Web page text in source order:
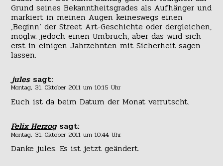
Grund seines Bekanntheitsgrades als Aufhänger und
markiert in meinen Augen keineswegs einen
‚Beginn‘ der Street Art-Geschichte oder dergleichen,
möglw. jedoch einen Umbruch, aber das wird sich
erst in einigen Jahrzehnten mit Sicherheit sagen
lassen.
jules sagt:
Montag, 31. Oktober 2011 um 10:15 Uhr
Euch ist da beim Datum der Monat verrutscht.
Felix Herzog sagt:
Montag, 31. Oktober 2011 um 10:44 Uhr
Danke jules. Es ist jetzt geändert.